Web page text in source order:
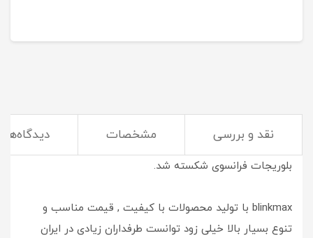
نقد و بررسی مشخصات دیدگاه‌ها
سال 1394 بود که با ورود محصولات blinkmax به ایران انحصار
بلوریجات فرانسوی شکسته شد.
blinkmax با تولید محصولات با کیفیت , قیمت مناسب و
تنوع بسیار بالا خیلی زود توانست طرفداران زیادی در ایران